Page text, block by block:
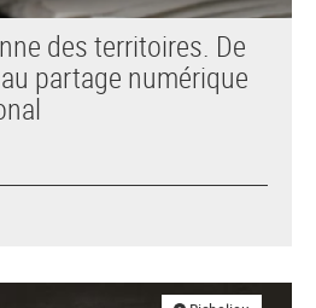
des territoires. De
partage numérique